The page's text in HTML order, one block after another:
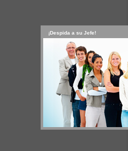
¡Despida a su Jefe!